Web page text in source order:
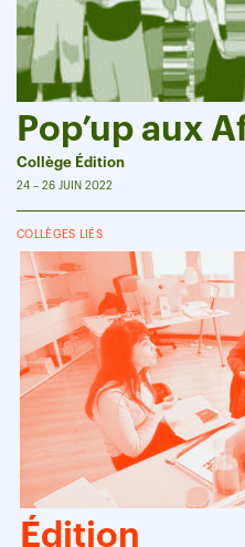
Pop’up aux
Collège Édition
24 – 26 JUIN 2022
COLLÈGES LIÉS
Édition